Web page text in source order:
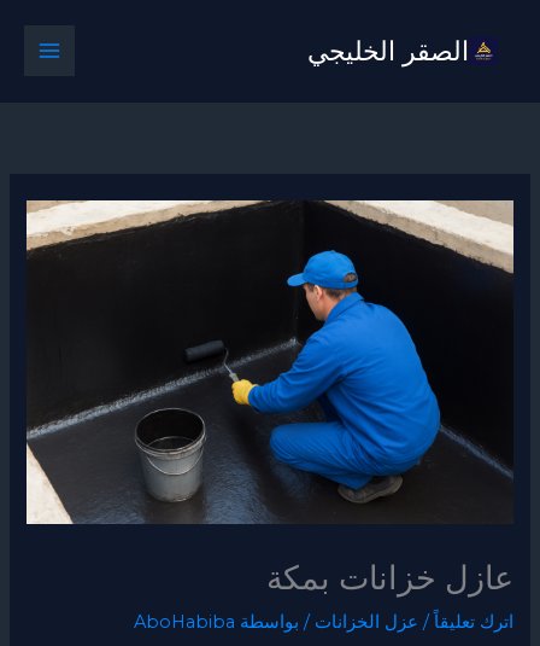
الصقر الخليجي
عازل خزانات بمكة
اترك تعليقاً / عزل الخزانات / بواسطة AboHabiba